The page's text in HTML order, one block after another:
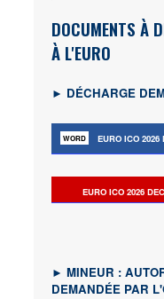
DOCUMENTS À
À L'EURO
► DÉCHARGE
EURO ICO 2026
EURO ICO 2026
► MINEUR :
DEMANDÉE PAR